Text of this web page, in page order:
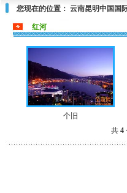
您现在的位置： 云南昆明中国国
红河
个旧
共 4